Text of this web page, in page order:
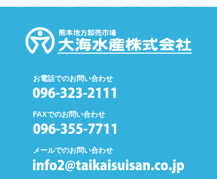
お電話でのお問い合わせ
FAXでのお問い合わせ
メールでのお問い合わせ